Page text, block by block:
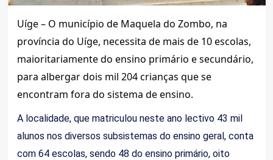
Uíge – O município de Maquela do Zombo, na
província do Uíge, necessita de mais de 10 escolas,
maioritariamente do ensino primário e secundário,
para albergar dois mil 204 crianças que se
encontram fora do sistema de ensino.
A localidade, que matriculou neste ano lectivo 43 mil
alunos nos diversos subsistemas do ensino geral, conta
com 64 escolas, sendo 48 do ensino primário, oito